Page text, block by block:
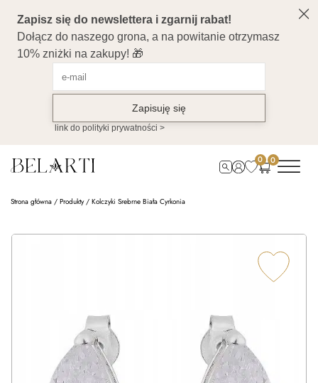
0 0
Strona główna / Produkty/ Kolczyki Srebrne Biała Cyrkonia